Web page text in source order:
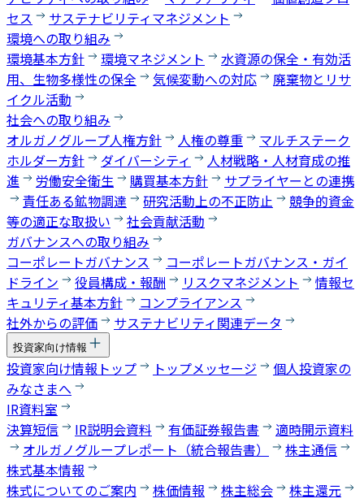
セス
サステナビリティマネジメント
環境への取り組み
環境基本方針
環境マネジメント
水資源の保全・有効活
用、生物多様性の保全
気候変動への対応
廃棄物とリサ
イクル活動
社会への取り組み
オルガノグループ人権方針
人権の尊重
マルチステーク
ホルダー方針
ダイバーシティ
人材戦略・人材育成の推
進
労働安全衛生 購買基本方針
サプライヤーとの連携
責任ある鉱物調達
研究活動上の不正防止
競争的資金
等の適正な取扱い
社会貢献活動
ガバナンスへの取り組み
コーポレートガバナンス
コーポレートガバナンス・ガイ
ドライン
役員構成・報酬 リスクマネジメント
情報セ
キュリティ基本方針
コンプライアンス
社外からの評価
サステナビリティ関連データ
投資家向け情報
投資家向け情報トップ トップメッセージ
個人投資家の
みなさまへ
IR資料室
決算短信
IR説明会資料 有価証券報告書
適時開示資料
オルガノグループレポート（統合報告書）
株主通信
株式基本情報
株式についてのご案内
株価情報 株主総会
株主還元